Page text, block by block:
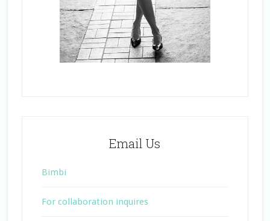
Email Us
Bimbi
For collaboration inquires